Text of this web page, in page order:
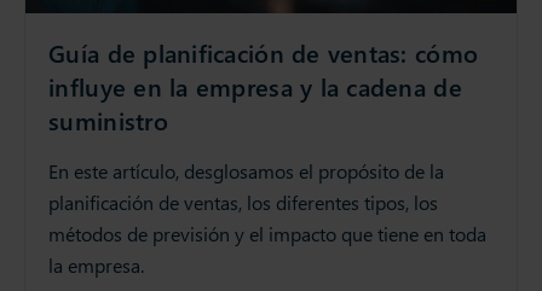
Guía de planificación de ventas: cómo
influye en la empresa y la cadena de
suministro
En este artículo, desglosamos el propósito de la
planificación de ventas, los diferentes tipos, los
métodos de previsión y el impacto que tiene en toda
la empresa.